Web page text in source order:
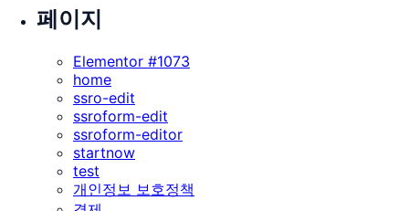
페이지
Elementor #1073
home
ssro-edit
ssroform-edit
ssroform-editor
startnow
test
개인정보 보호정책